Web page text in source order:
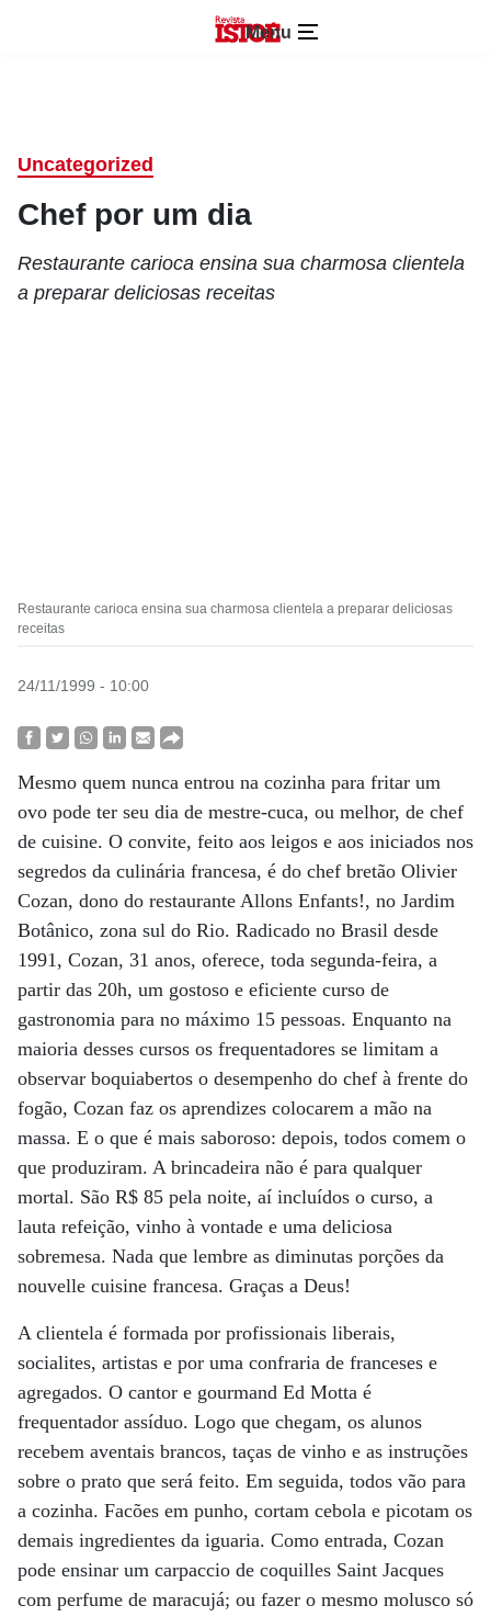
Menu
Uncategorized
Chef por um dia
Restaurante carioca ensina sua charmosa clientela
a preparar deliciosas receitas
Restaurante carioca ensina sua charmosa clientela a preparar deliciosas
receitas
24/11/1999 - 10:00
Mesmo quem nunca entrou na cozinha para fritar um
ovo pode ter seu dia de mestre-cuca, ou melhor, de chef
de cuisine. O convite, feito aos leigos e aos iniciados nos
segredos da culinária francesa, é do chef bretão Olivier
Cozan, dono do restaurante Allons Enfants!, no Jardim
Botânico, zona sul do Rio. Radicado no Brasil desde
1991, Cozan, 31 anos, oferece, toda segunda-feira, a
partir das 20h, um gostoso e eficiente curso de
gastronomia para no máximo 15 pessoas. Enquanto na
maioria desses cursos os frequentadores se limitam a
observar boquiabertos o desempenho do chef à frente do
fogão, Cozan faz os aprendizes colocarem a mão na
massa. E o que é mais saboroso: depois, todos comem o
que produziram. A brincadeira não é para qualquer
mortal. São R$ 85 pela noite, aí incluídos o curso, a
lauta refeição, vinho à vontade e uma deliciosa
sobremesa. Nada que lembre as diminutas porções da
nouvelle cuisine francesa. Graças a Deus!
A clientela é formada por profissionais liberais,
socialites, artistas e por uma confraria de franceses e
agregados. O cantor e gourmand Ed Motta é
frequentador assíduo. Logo que chegam, os alunos
recebem aventais brancos, taças de vinho e as instruções
sobre o prato que será feito. Em seguida, todos vão para
a cozinha. Facões em punho, cortam cebola e picotam os
demais ingredientes da iguaria. Como entrada, Cozan
pode ensinar um carpaccio de coquilles Saint Jacques
com perfume de maracujá; ou fazer o mesmo molusco só